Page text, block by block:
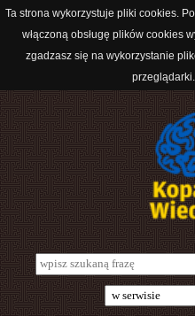
Ta strona wykorzystuje pliki cookies.
włączoną obsługę plików cookies
zgadzasz się na wykorzystanie
przeglądarki.